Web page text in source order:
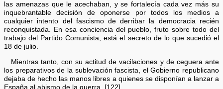
las amenazas que le acechaban, y se fortalecía cada vez más su
inquebrantable decisión de oponerse por todos los medios a
cualquier intento del fascismo de derribar la democracia recién
reconquistada. En esa conciencia del pueblo, fruto sobre todo del
trabajo del Partido Comunista, está el secreto de lo que sucedió el
18 de julio.
Mientras tanto, con su actitud de vacilaciones y de ceguera ante
los preparativos de la sublevación fascista, el Gobierno republicano
dejaba de hecho las manos libres a quienes se disponían a lanzar a
España al abismo de la guerra. [122]